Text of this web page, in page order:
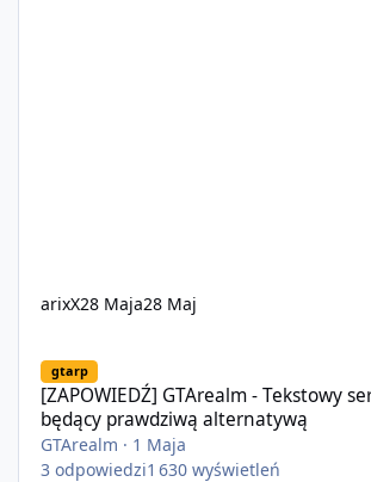
arixX28 Maja28 Maj
gtarp
[ZAPOWIEDŹ] GTArealm - Tekstowy
będący prawdziwą alternatywą
GTArealm · 1 Maja
3 odpowiedzi1 630 wyświetleń